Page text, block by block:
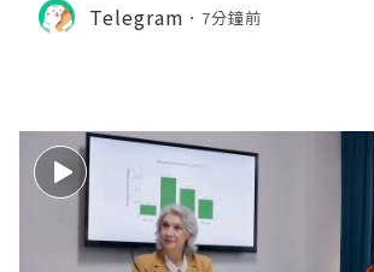
Telegram 7分鐘前